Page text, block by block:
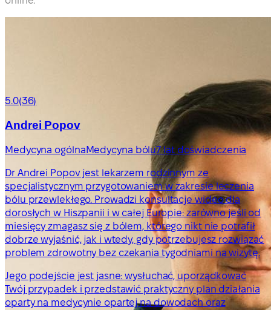
5.0(36)
Andrei Popov
Medycyna ogólnaMedycyna bólu7 lat doświadczenia
Dr Andrei Popov jest lekarzem rodzinnym ze
specjalistycznym przygotowaniem w zakresie leczenia
bólu przewlekłego. Prowadzi konsultacje wideo dla
dorosłych w Hiszpanii i w całej Europie: zarówno jeśli od
miesięcy zmagasz się z bólem, którego nikt nie potrafił
dobrze wyjaśnić, jak i wtedy, gdy potrzebujesz rozwiązać
problem zdrowotny bez czekania tygodniami na wizytę.
Jego podejście jest jasne: wysłuchać, uporządkować
Twój przypadek i przedstawić praktyczny plan działania
oparty na medycynie opartej na dowodach oraz